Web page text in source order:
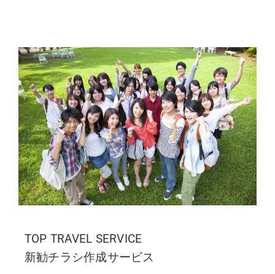
TOP TRAVEL SERVICE
新勧チラシ作成サービス